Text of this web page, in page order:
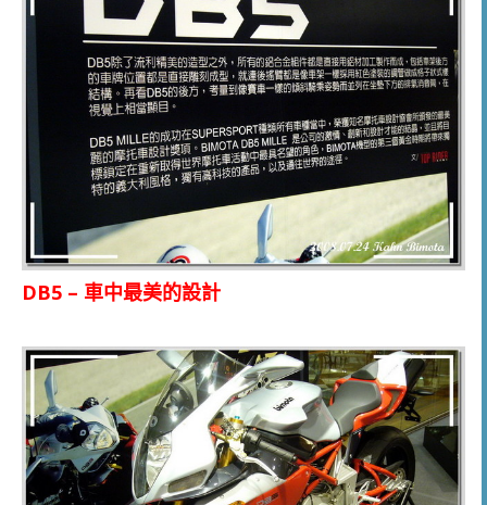
DB5 – 車中最美的設計